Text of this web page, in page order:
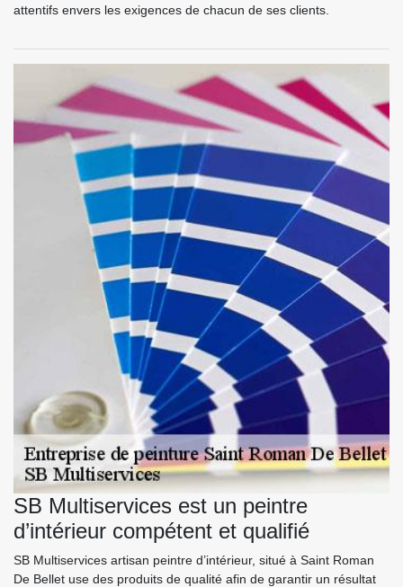
attentifs envers les exigences de chacun de ses clients.
SB Multiservices est un peintre
d’intérieur compétent et qualifié
SB Multiservices artisan peintre d’intérieur, situé à Saint Roman
De Bellet use des produits de qualité afin de garantir un résultat